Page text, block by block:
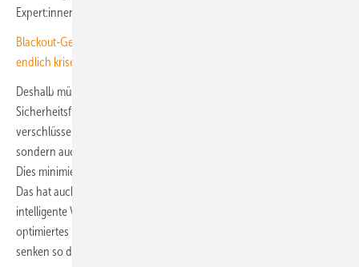
Expert:innen.
Blackout-Gefahr in Deutschland: 10 Maßnahmen, die unser Stromnetz
endlich krisenfest machen
Deshalb müssen Wechselrichter zwingend mit modernen
Sicherheitsfunktionen ausgerüstet sein. Dazu gehört nicht nur die
verschlüsselte Kommunikation oder die Integration einer Firewall,
sondern auch die regelmäßige Pflege der Software durch Updates.
Dies minimiert die Risiken und schützt die Energieinfrastruktur effektiv.
Das hat auch noch Vorteile für den Betrieb der Anlage. Denn die
intelligente Vernetzung und Steuerung der Photovoltaikanlage und ein
optimiertes Energiemanagement steigern den Eigenverbrauch und
senken so die Stromkosten.